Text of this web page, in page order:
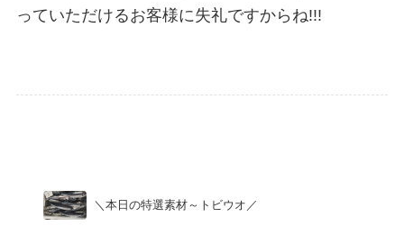
っていただけるお客様に失礼ですからね!!!
＼本日の特選素材～トビウオ／